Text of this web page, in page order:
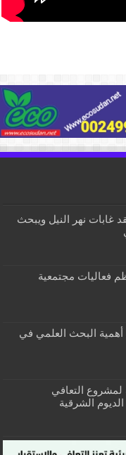
غابات نهر النيل ويبحث
فعاليات مجتمعية
أهمية البحث العلمي في
لمشروع التعافي
الشرقية